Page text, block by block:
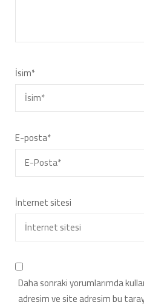
İsim*
E-posta*
İnternet sitesi
Daha sonraki yorumlarımda
adresim ve site adresim bu